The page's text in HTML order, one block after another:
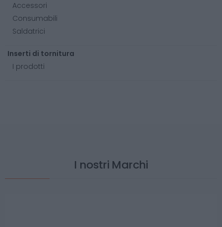
Accessori
Consumabili
Saldatrici
Inserti di tornitura
I prodotti
I nostri Marchi